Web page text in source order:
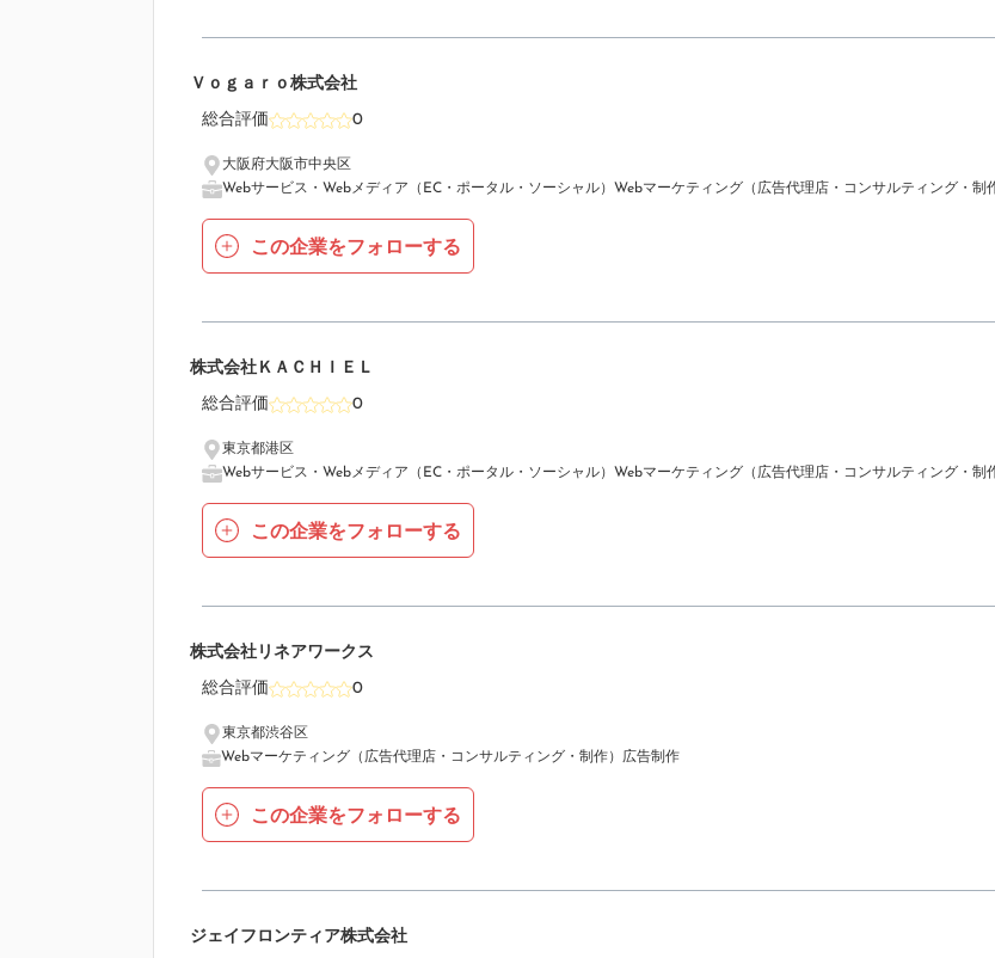
5Ｖｏｇａｒｏ株式会社
総合評価
0
大阪府大阪市中央区
Webサービス・Webメディア（EC・ポータル・ソーシャル）
Webマーケティング（広告代理店・コンサルティング・制
この企業をフォローする
6
株式会社ＫＡＣＨＩＥＬ
総合評価
0
東京都港区
Webサービス・Webメディア（EC・ポータル・ソーシャル）
Webマーケティング（広告代理店・コンサルティング・制
この企業をフォローする
7
株式会社リネアワークス
総合評価
0
東京都渋谷区
Webマーケティング（広告代理店・コンサルティング・制作） 広告制作
この企業をフォローする
8
ジェイフロンティア株式会社